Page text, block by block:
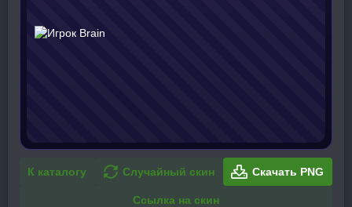
К каталогу Случайный скин Скачать PNG
Ссылка на скин